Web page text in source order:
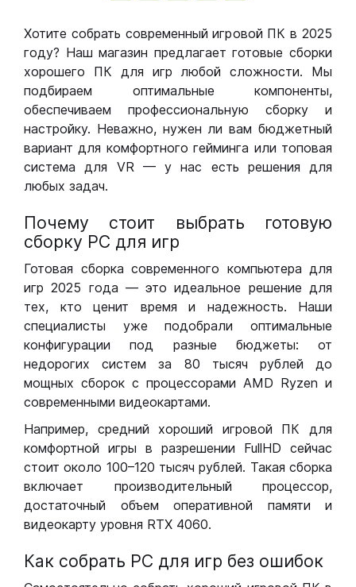
Хотите собрать современный игровой ПК в 2025
году? Наш магазин предлагает готовые сборки
хорошего ПК для игр любой сложности. Мы
подбираем оптимальные компоненты,
обеспечиваем профессиональную сборку и
настройку. Неважно, нужен ли вам бюджетный
вариант для комфортного гейминга или топовая
система для VR — у нас есть решения для
любых задач.
Почему стоит выбрать готовую
сборку РС для игр
Готовая сборка современного компьютера для
игр 2025 года — это идеальное решение для
тех, кто ценит время и надежность. Наши
специалисты уже подобрали оптимальные
конфигурации под разные бюджеты: от
недорогих систем за 80 тысяч рублей до
мощных сборок с процессорами AMD Ryzen и
современными видеокартами.
Например, средний хороший игровой ПК для
комфортной игры в разрешении FullHD сейчас
стоит около 100–120 тысяч рублей. Такая сборка
включает производительный процессор,
достаточный объем оперативной памяти и
видеокарту уровня RTX 4060.
Как собрать РС для игр без ошибок